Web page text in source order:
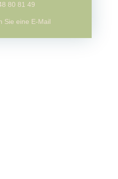
80 81 49
Sie eine E-Mail